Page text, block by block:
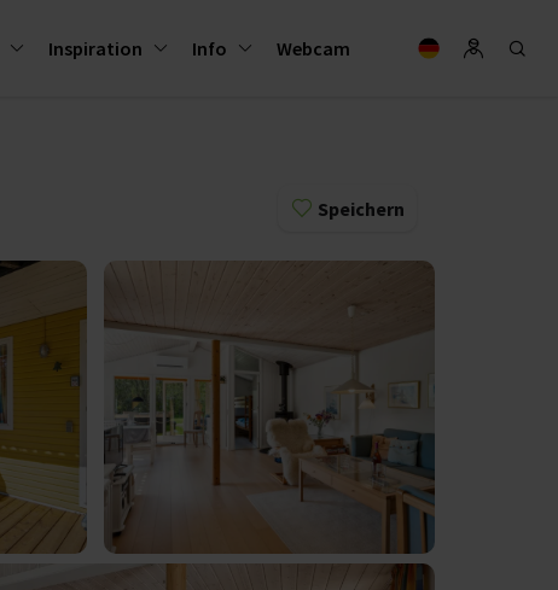
Inspiration Info Webcam
Speichern